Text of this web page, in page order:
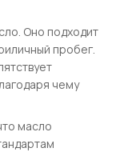
Оно подходит
пробег.
чему
масло